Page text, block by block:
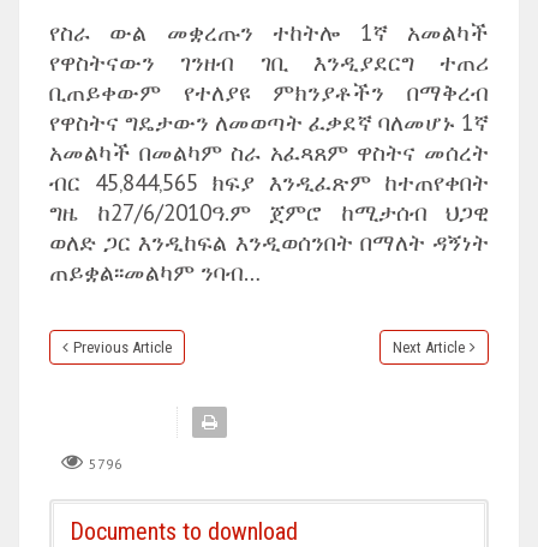
የስራ ውል መቋረጡን ተከትሎ 1ኛ አመልካች
የዋስትናውን ገንዘብ ገቢ እንዲያደርግ ተጠሪ
ቢጠይቀውም የተለያዩ ምክንያቶችን በማቅረብ
የዋስትና ግዴታውን ለመወጣት ፈቃደኛ ባለመሆኑ 1ኛ
አመልካች በመልካም ስራ አፈጻጸም ዋስትና መሰረት
ብር 45‚844‚565 ክፍያ እንዲፈጽም ከተጠየቀበት
ግዜ ከ27/6/2010ዓ.ም ጀምሮ ከሚታሰብ ህጋዊ
ወለድ ጋር እንዲከፍል እንዲወሰንበት በማለት ዳኝነት
ጠይቋል፡፡መልካም ንባብ…
Previous Article Next Article
5796
Documents to download